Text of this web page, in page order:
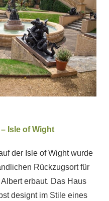
Isle of Wight
der Isle of Wight wurde
Rückzugsort für
erbaut. Das Haus
designt im Stile eines